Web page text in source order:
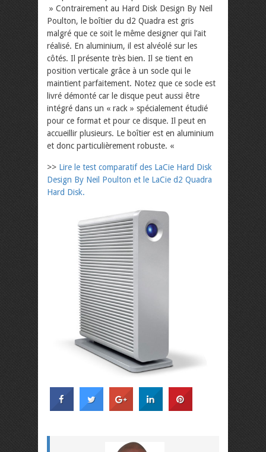
» Contrairement au Hard Disk Design By Neil
Poulton, le boîtier du d2 Quadra est gris
malgré que ce soit le même designer qui l’ait
réalisé. En aluminium, il est alvéolé sur les
côtés. Il présente très bien. Il se tient en
position verticale grâce à un socle qui le
maintient parfaitement. Notez que ce socle est
livré démonté car le disque peut aussi être
intégré dans un « rack » spécialement étudié
pour ce format et pour ce disque. Il peut en
accueillir plusieurs. Le boîtier est en aluminium
et donc particulièrement robuste. «
>> Lire le test comparatif des LaCie Hard Disk
Design By Neil Poulton et le LaCie d2 Quadra
Hard Disk.